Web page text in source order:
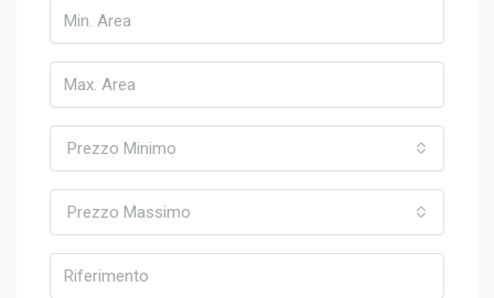
Prezzo Minimo
Prezzo Massimo